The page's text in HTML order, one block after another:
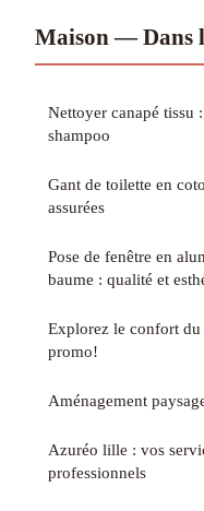
Maison — Dans
Nettoyer canapé tissu
shampoo
Gant de toilette en
assurées
Pose de fenêtre en
baume : qualité et
Explorez le confort
promo!
Aménagement
Azuréo lille : vos
professionnels